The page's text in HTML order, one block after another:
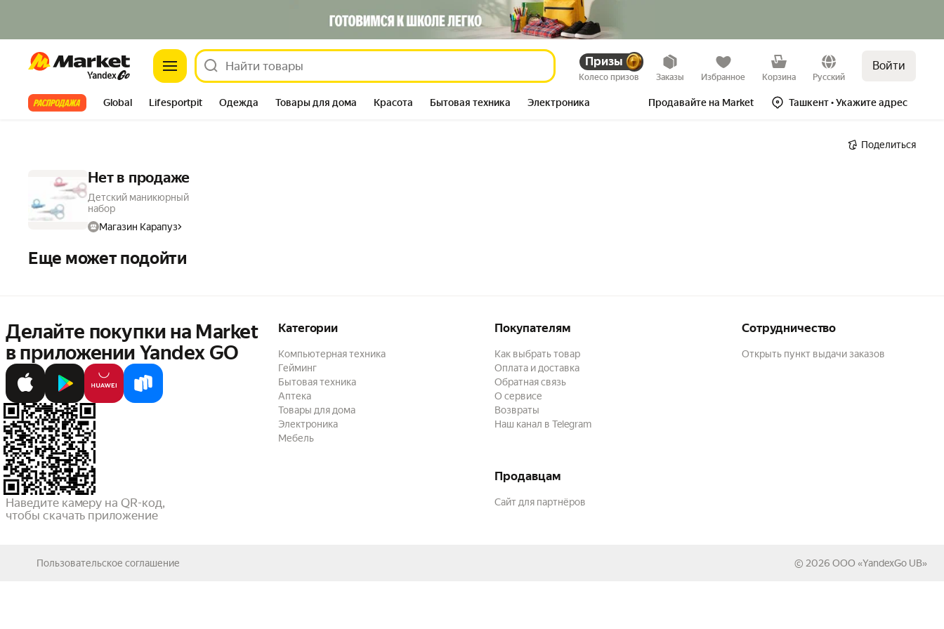
Market Призы
Колесо призов Заказы Избранное Корзина Русский
Войти
Все хиты Global Lifesportpit Одежда Товары для дома Красота Бытовая техника Электроника Продавайте на Market Ташкент• Укажите адрес
Поделиться
Нет в продаже
Детский маникюрный
набор
Магазин Карапуз
Еще может подойти
Делайте покупки на Market
в приложении Yandex GO
Наведите камеру на QR-код,
чтобы скачать приложение
Категории
Компьютерная техника
Гейминг
Бытовая техника
Аптека
Товары для дома
Электроника
Мебель
Покупателям
Как выбрать товар
Оплата и доставка
Обратная связь
О сервисе
Возвраты
Наш канал в Telegram
Сотрудничество
Открыть пункт выдачи заказов
Продавцам
Сайт для партнёров
Пользовательское соглашение © 2026 ООО «YandexGo UB»